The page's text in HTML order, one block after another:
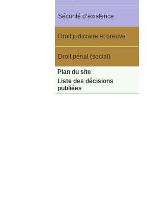
Sécurité d’existence
Droit judiciaire et preuve
Droit pénal (social)
Plan du site
Liste des décisions
publiées